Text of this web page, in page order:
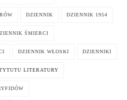
DZIENNIK DZIENNIK 1954
ŚMIERCI
DZIENNIK WŁOSKI DZIENNIKI
LITERATURY